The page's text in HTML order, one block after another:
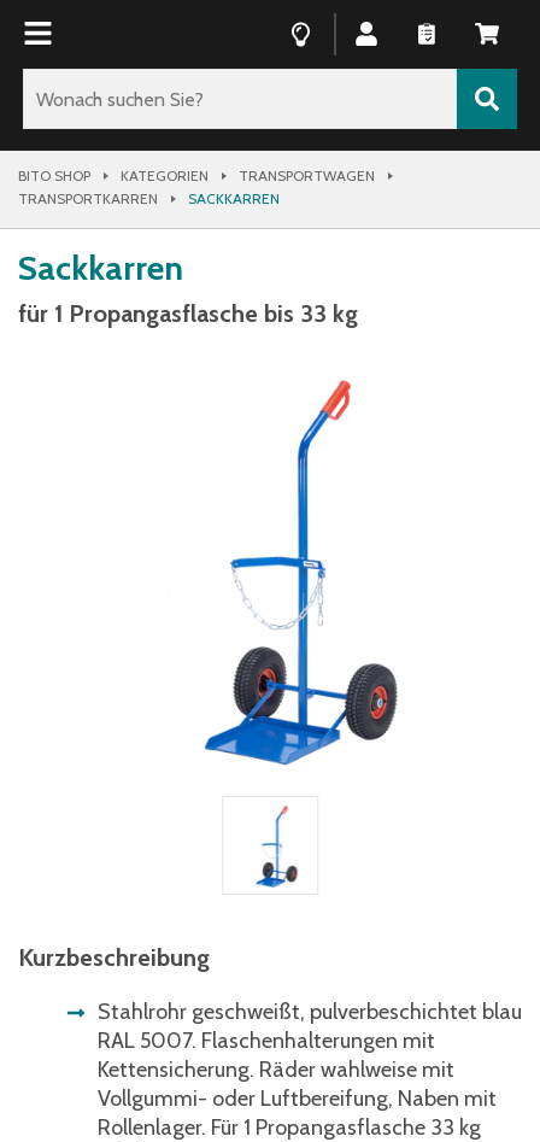
BITO SHOP KATEGORIEN
TRANSPORTWAGEN
TRANSPORTKARREN
SACKKARREN
Sackkarren
für 1 Propangasflasche bis 33 kg
Kurzbeschreibung
Stahlrohr geschweißt, pulverbeschichtet blau
RAL 5007. Flaschenhalterungen mit
Kettensicherung. Räder wahlweise mit
Vollgummi- oder Luftbereifung, Naben mit
Rollenlager. Für 1 Propangasflasche 33 kg